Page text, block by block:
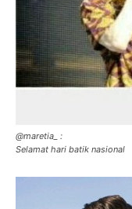
@maretia_ :
Selamat hari batik nasional